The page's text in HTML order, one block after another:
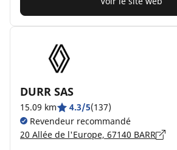
DURR SAS
15.09 km 4.3/5(137)
Revendeur recommandé
20 Allée de l'Europe, 67140 BARR